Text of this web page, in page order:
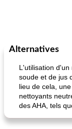
Alternatives
L'utilisation
soude et de jus
lieu de cela,
nettoyants
des AHA, tels